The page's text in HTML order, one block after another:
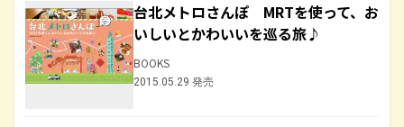
台北メトロさんぽ MRTを使って、お
いしいとかわいいを巡る旅♪
BOOKS
2015.05.29 発売